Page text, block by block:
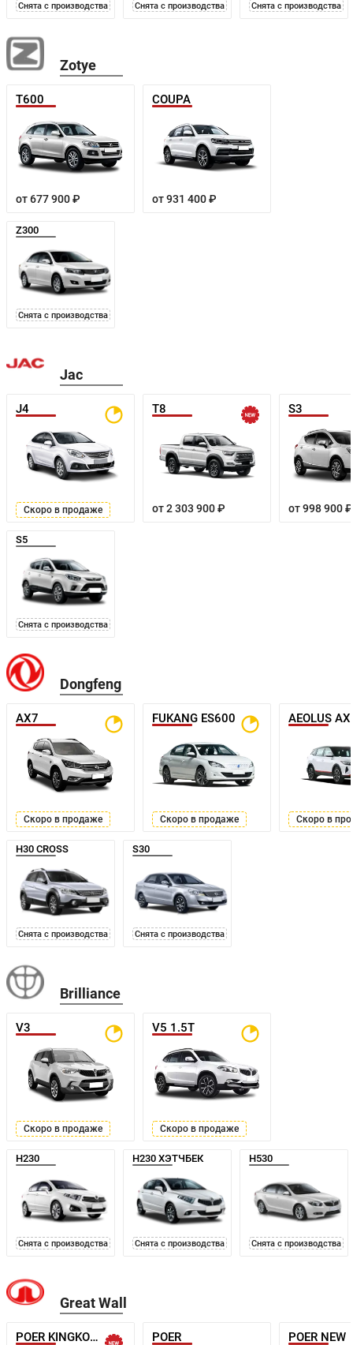
Снята с производства Снята с производства Снята с производства
Zotye
T600
от 677 900 ₽
COUPA
от 931 400 ₽
Z300
Снята с производства
Jac
J4
Скоро в продаже
T8
от 2 303 900 ₽
S3
от 998 900 ₽
S5
Снята с производства
Dongfeng
AX7
Скоро в продаже
FUKANG ES600
Скоро в продаже Скоро в
H30 CROSS
Снята с производства
S30
Снята с производства
Brilliance
V3
Скоро в продаже
V5 1.5T
Скоро в продаже
H230
Снята с производства
H230 ХЭТЧБЕК
Снята с производства
H530
Снята с производства
Great Wall
POER KINGKONG POER POER NEW